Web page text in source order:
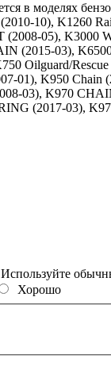
в моделях
10), K1260
(2008-05),
(2015-03),
Oilguard/
01), K950 Chain
03), K970
(2017-03),
Хорошо